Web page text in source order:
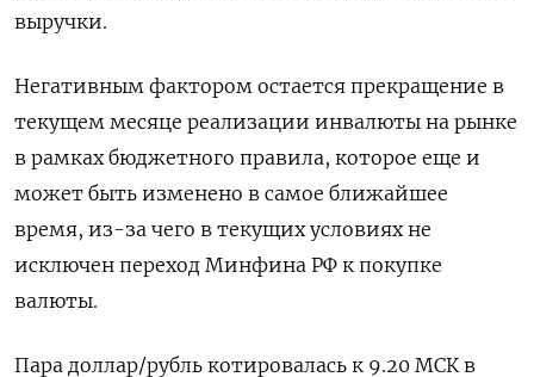
выручки.
Негативным ‌фактором остается прекращение в
текущем месяце реализации инвалюты на рынке
в рамках бюджетного правила, которое еще и
может быть изменено в самое ближайшее
время, из-за чего в текущих условиях не
исключен переход Минфина РФ к покупке
валюты.
Пара доллар/рубль котировалась к 9.20 МСК в